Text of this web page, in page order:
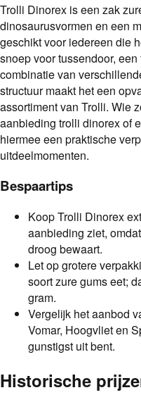
Trolli Dinorex is een zak
dinosaurusvormen en een
geschikt voor iedereen die
snoep voor tussendoor,
combinatie van
structuur maakt het een
assortiment van Trolli. Wie
aanbieding trolli dinorex of
hiermee een praktische
uitdeelmomenten.
Bespaartips
Koop Trolli Dinorex
aanbieding ziet,
droog bewaart.
Let op grotere
soort zure gums eet;
gram.
Vergelijk het aanbod
Vomar, Hoogvliet en
gunstigst uit bent.
Historische